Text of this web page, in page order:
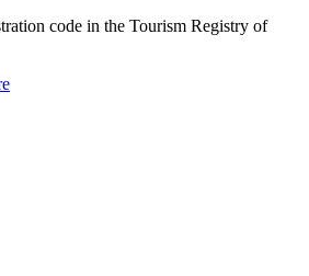
code in the Tourism Registry of